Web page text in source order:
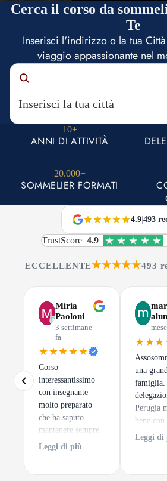
Cerca il corso da
Te
Inserisci l'indirizzo o la tua
viaggio appassionante nel
10+
ANNI DI ATTIVITÀ
20.000+
SOMMELIER FORMATI
4.9 493
TrustScore 4.9
ECCELLENTE★★★★★493
Miria
Paoloni
3 settimane
fa
★★★★★
Corso
interessantissimo
con insegnante
molto preparato
che ha saputo
mantenere sempre
alto l'interesse dei
Leggi di più
una
famiglia.
Perugia
bene
alto
Leggi di